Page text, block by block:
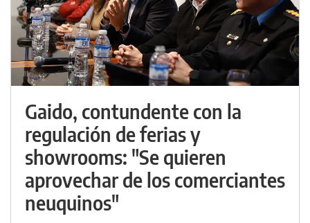
Gaido, contundente con la
regulación de ferias y
showrooms: "Se quieren
aprovechar de los comerciantes
neuquinos"